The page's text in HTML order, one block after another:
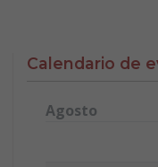
Calendario de
Agosto